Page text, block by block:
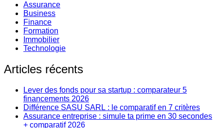
Assurance
Business
Finance
Formation
Immobilier
Technologie
Articles récents
Lever des fonds pour sa startup : comparateur 5
financements 2026
Différence SASU SARL : le comparatif en 7 critères
Assurance entreprise : simule ta prime en 30 secondes
+ comparatif 2026